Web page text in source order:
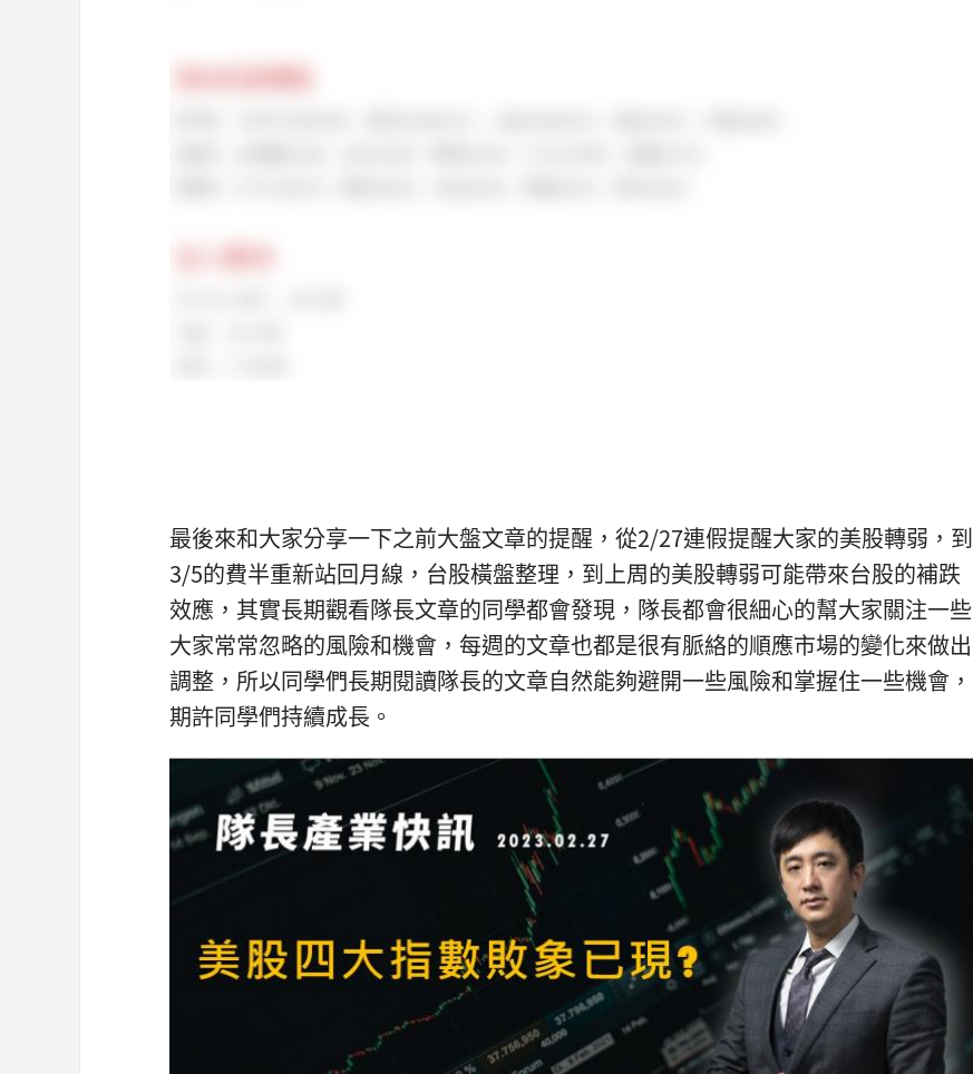
最後來和大家分享一下之前大盤文章的提醒，從2/27連假提醒大家的美股轉弱，到
3/5的費半重新站回月線，台股橫盤整理，到上周的美股轉弱可能帶來台股的補跌
效應，其實長期觀看隊長文章的同學都會發現，隊長都會很細心的幫大家關注一些
大家常常忽略的風險和機會，每週的文章也都是很有脈絡的順應市場的變化來做出
調整，所以同學們長期閱讀隊長的文章自然能夠避開一些風險和掌握住一些機會，
期許同學們持續成長。